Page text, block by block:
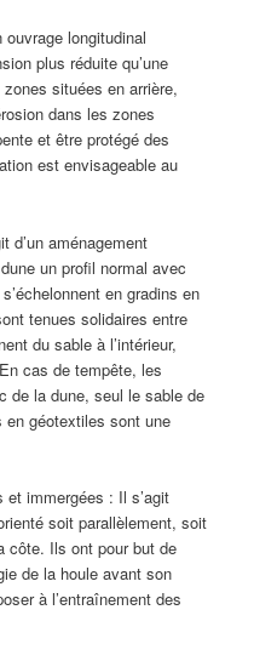
longitudinal
plus réduite qu’une
situées en arrière,
dans les zones
et être protégé des
est envisageable au
d’un aménagement
un profil normal avec
en gradins en
tenues solidaires entre
du sable à l’intérieur,
cas de tempête, les
de la dune, seul le sable de
en géotextiles sont une
et immergées : Il s’agit
soit parallèlement, soit
côte. Ils ont pour but de
de la houle avant son
à l’entraînement des